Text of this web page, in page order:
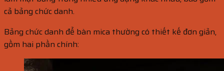
cả bảng chức danh.
Bảng chức danh để bàn mica thường có thiết kế đơn giản,
gồm hai phần chính: